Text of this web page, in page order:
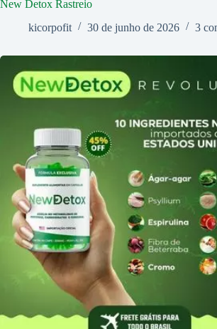
New Detox Rastreio
kicorpofit
30 de junho de 2026 3